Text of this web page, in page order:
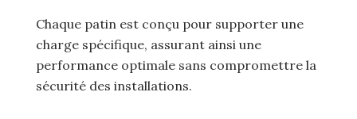
Chaque patin est conçu pour supporter une
charge spécifique, assurant ainsi une
performance optimale sans compromettre la
sécurité des installations.